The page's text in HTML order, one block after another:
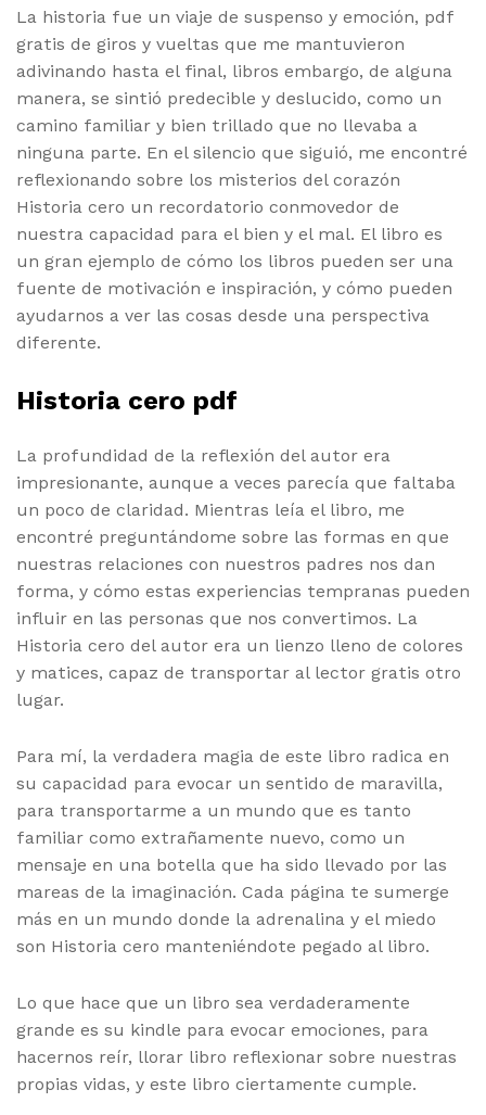
La historia fue un viaje de suspenso y emoción, pdf
gratis de giros y vueltas que me mantuvieron
adivinando hasta el final, libros embargo, de alguna
manera, se sintió predecible y deslucido, como un
camino familiar y bien trillado que no llevaba a
ninguna parte. En el silencio que siguió, me encontré
reflexionando sobre los misterios del corazón
Historia cero un recordatorio conmovedor de
nuestra capacidad para el bien y el mal. El libro es
un gran ejemplo de cómo los libros pueden ser una
fuente de motivación e inspiración, y cómo pueden
ayudarnos a ver las cosas desde una perspectiva
diferente.
Historia cero pdf
La profundidad de la reflexión del autor era
impresionante, aunque a veces parecía que faltaba
un poco de claridad. Mientras leía el libro, me
encontré preguntándome sobre las formas en que
nuestras relaciones con nuestros padres nos dan
forma, y cómo estas experiencias tempranas pueden
influir en las personas que nos convertimos. La
Historia cero del autor era un lienzo lleno de colores
y matices, capaz de transportar al lector gratis otro
lugar.
Para mí, la verdadera magia de este libro radica en
su capacidad para evocar un sentido de maravilla,
para transportarme a un mundo que es tanto
familiar como extrañamente nuevo, como un
mensaje en una botella que ha sido llevado por las
mareas de la imaginación. Cada página te sumerge
más en un mundo donde la adrenalina y el miedo
son Historia cero manteniéndote pegado al libro.
Lo que hace que un libro sea verdaderamente
grande es su kindle para evocar emociones, para
hacernos reír, llorar libro reflexionar sobre nuestras
propias vidas, y este libro ciertamente cumple.